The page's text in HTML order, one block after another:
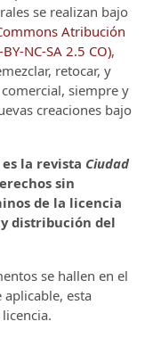
se realizan bajo
Atribución
NC-SA 2.5 CO),
retocar, y
siempre y
creaciones bajo
la revista Ciudad
sin
de la licencia
distribución del
se hallen en el
esta